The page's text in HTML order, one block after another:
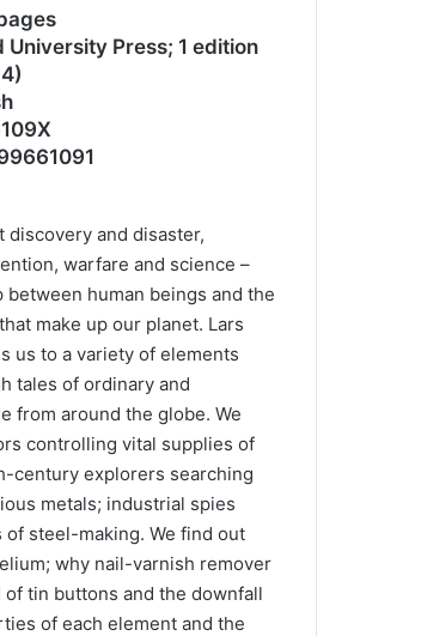
University Press; 1 edition
discovery and disaster,
warfare and science –
human beings and the
make up our planet. Lars
us to a variety of elements
tales of ordinary and
from around the globe. We
controlling vital supplies of
century explorers searching
metals; industrial spies
steel-making. We find out
why nail-varnish remover
tin buttons and the downfall
of each element and the